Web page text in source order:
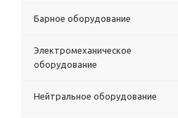
Барное оборудование
Электромеханическое
оборудование
Нейтральное оборудование